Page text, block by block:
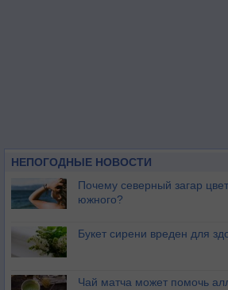
НЕПОГОДНЫЕ НОВОСТИ
Почему северный загар
южного?
Букет сирени вреден для
Чай матча может помочь